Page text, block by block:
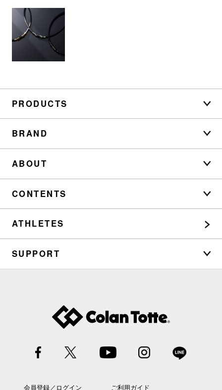
PRODUCTS
BRAND
ABOUT
CONTENTS
ATHLETES
SUPPORT
会員登録／ログイン ご利用ガイド